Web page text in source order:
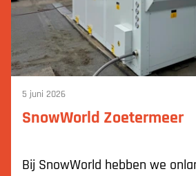
5 juni 2026
SnowWorld Zoetermeer
Bij SnowWorld hebben we